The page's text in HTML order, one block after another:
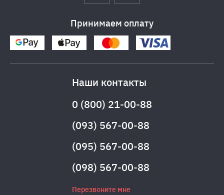
Принимаем оплату
Наши контакты
0 (800) 21-00-88
(093) 567-00-88
(095) 567-00-88
(098) 567-00-88
Перезвоните мне